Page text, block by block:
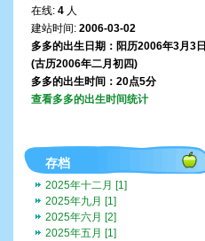
在线: 4 人
建站时间: 2006-03-02
多多的出生日期：阳历2006年3月3日
(古历2006年二月初四)
多多的出生时间：20点5分
查看多多的出生时间统计
存档
2025年十二月 [1]
2025年九月 [1]
2025年六月 [2]
2025年五月 [1]